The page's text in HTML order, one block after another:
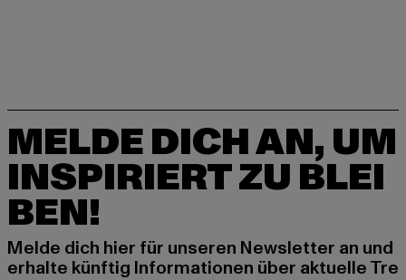
MELDE DICH AN, UM
INSPIRIERT ZU BLEI
BEN!
Melde dich hier für unseren Newsletter an und
erhalte künftig Informationen über aktuelle Tre